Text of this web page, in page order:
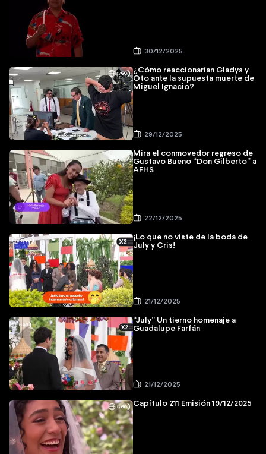
30/12/2025
¿Cómo reaccionarían Gladys y
Oto ante la supuesta muerte de
Miguel Ignacio?
29/12/2025
Mira el conmovedor regreso de
Gustavo Bueno “Don Gilberto” a
AFHS
22/12/2025
¡Lo que no viste de la boda de
July y Cris!
21/12/2025
“July” Un tierno homenaje a
Guadalupe Farfán
21/12/2025
Capítulo 211 Emisión 19/12/2025